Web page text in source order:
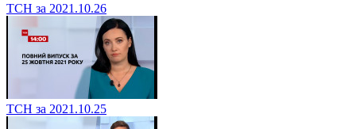
ТСН за 2021.10.26
ТСН за 2021.10.25